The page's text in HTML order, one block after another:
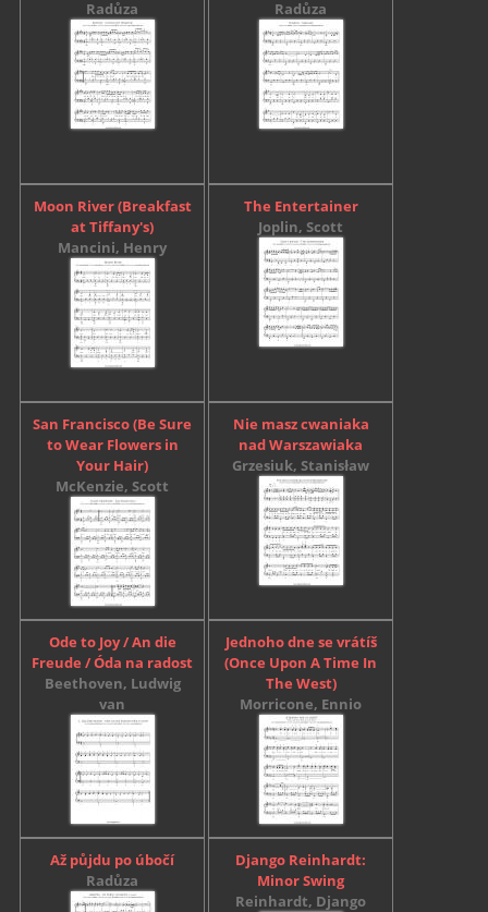
Radůza Radůza
Moon River (Breakfast
at Tiffany's)
Mancini, Henry
The Entertainer
Joplin, Scott
San Francisco (Be Sure
to Wear Flowers in
Your Hair)
McKenzie, Scott
Nie masz cwaniaka
nad Warszawiaka
Grzesiuk, Stanisław
Ode to Joy / An die
Freude / Óda na radost
Beethoven, Ludwig
van
Jednoho dne se vrátíš
(Once Upon A Time In
The West)
Morricone, Ennio
Až půjdu po úbočí
Radůza
Django Reinhardt:
Minor Swing
Reinhardt, Django